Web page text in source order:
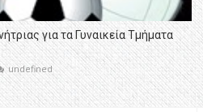
για τα Γυναικεία Τμήματα
undefined